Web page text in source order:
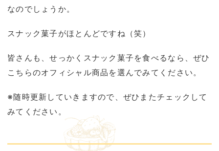
なのでしょうか。
スナック菓子がほとんどですね（笑）
皆さんも、せっかくスナック菓子を食べるなら、ぜひ
こちらのオフィシャル商品を選んでみてください。
※随時更新していきますので、ぜひまたチェックして
みてください。